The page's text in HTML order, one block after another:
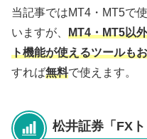
当記事ではMT4・MT5で
いますが、 MT4・MT5以
ト機能が使えるツールも
すれば無料で使えます。
松井証券「FXト